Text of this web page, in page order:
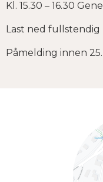
Kl. 15.30 – 16.30
Last ned fullstendig
Påmelding innen 25.